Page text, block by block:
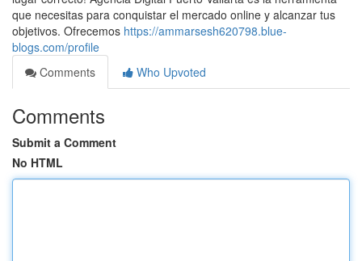
que necesitas para conquistar el mercado online y alcanzar tus
objetivos. Ofrecemos https://ammarsesh620798.blue-
blogs.com/profile
Comments
Who Upvoted
Comments
Submit a Comment
No HTML